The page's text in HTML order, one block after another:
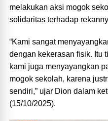
melakukan aksi mogok
solidaritas terhadap
“Kami sangat
dengan kekerasan fisik. Itu
kami juga menyayangkan
mogok sekolah, karena
sendiri,” ujar Dion dalam
(15/10/2025).